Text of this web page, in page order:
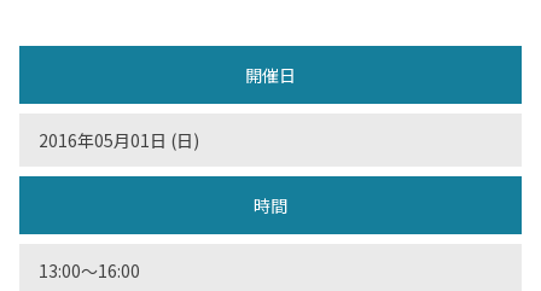
開催日
2016年05月01日 (日)
時間
13:00～16:00